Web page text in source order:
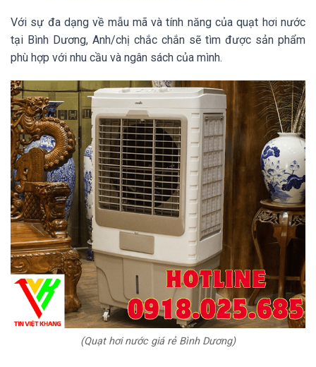
Với sự đa dạng về mẫu mã và tính năng của quạt hơi nước
tại Bình Dương, Anh/chị chắc chắn sẽ tìm được sản phẩm
phù hợp với nhu cầu và ngân sách của mình.
(Quạt hơi nước giá rẻ Bình Dương)